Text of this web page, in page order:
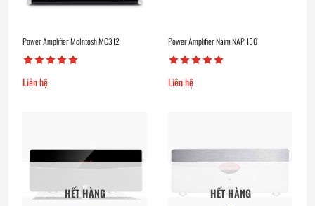
Power Amplifier McIntosh MC312
Liên hệ
Power Amplifier Naim NAP 150
Liên hệ
HẾT HÀNG HẾT HÀNG